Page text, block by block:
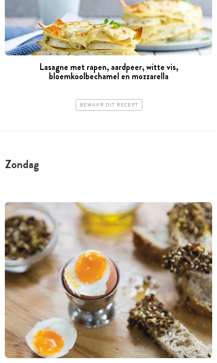
Lasagne met rapen, aardpeer, witte vis,
bloemkoolbechamel en mozzarella
BEWAAR DIT RECEPT
Zondag